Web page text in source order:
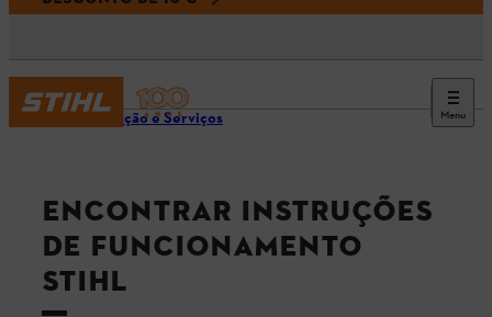
Menu
Informação e Serviços
ENCONTRAR INSTRUÇÕES
DE FUNCIONAMENTO
STIHL